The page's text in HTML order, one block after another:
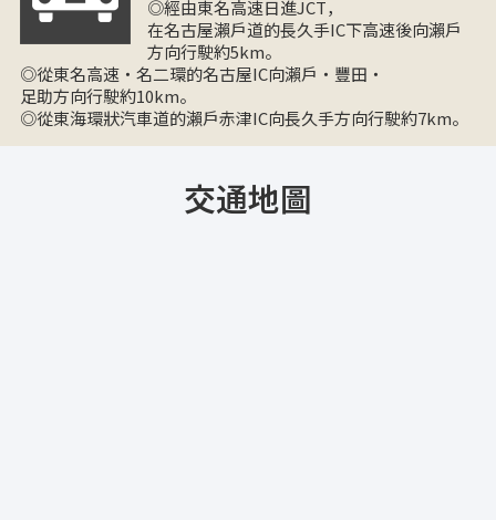
◎經由東名高速日進JCT，
在名古屋瀨戶道的長久手IC下高速後向瀨戶
方向行駛約5km。
◎從東名高速・名二環的名古屋IC向瀨戶・豐田・
足助方向行駛約10km。
◎從東海環狀汽車道的瀨戶赤津IC向長久手方向行駛約7km。
交通地圖